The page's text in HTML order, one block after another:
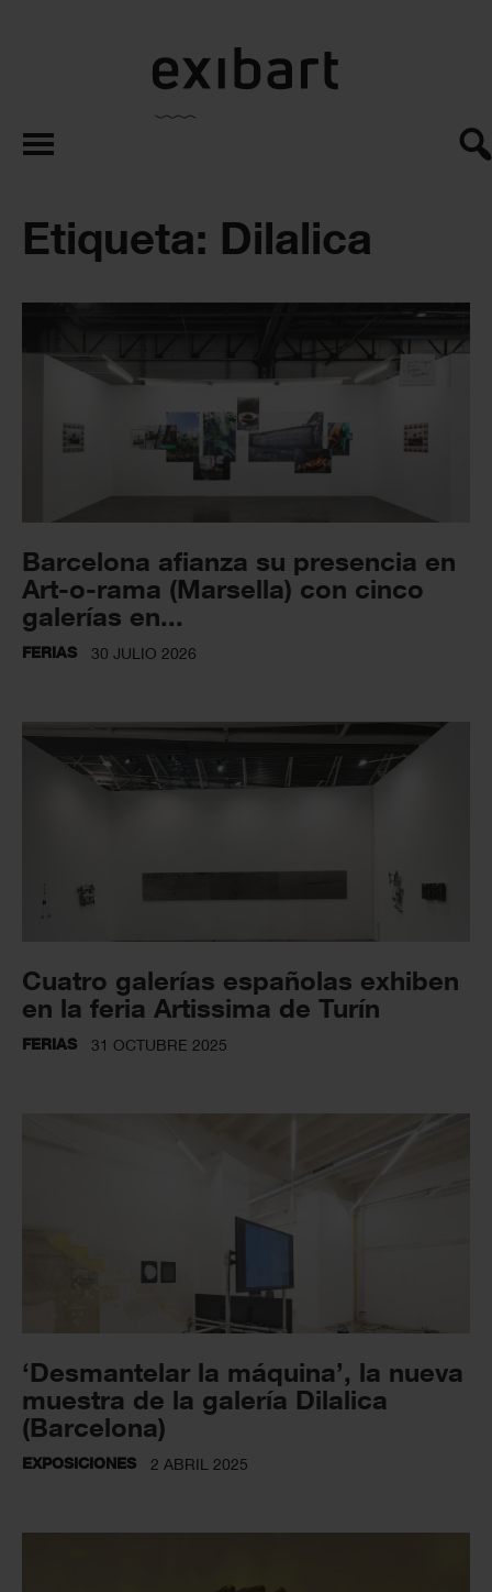
exibart.es
Etiqueta: Dilalica
Barcelona afianza su presencia en
Art-o-rama (Marsella) con cinco
galerías en...
FERIAS 30 JULIO 2026
Cuatro galerías españolas exhiben
en la feria Artissima de Turín
FERIAS 31 OCTUBRE 2025
‘Desmantelar la máquina’, la nueva
muestra de la galería Dilalica
(Barcelona)
EXPOSICIONES 2 ABRIL 2025